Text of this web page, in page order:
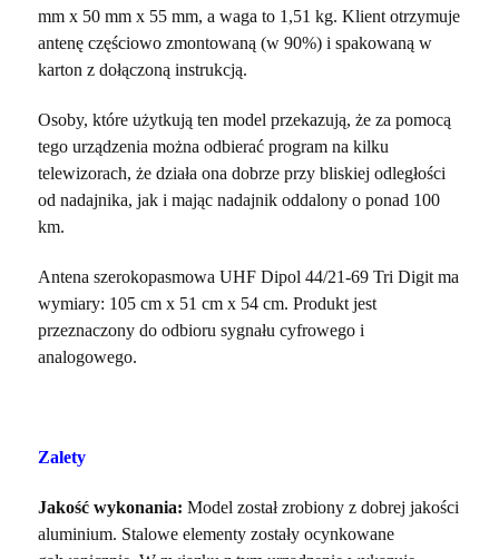
mm x 50 mm x 55 mm, a waga to 1,51 kg. Klient otrzymuje
antenę częściowo zmontowaną (w 90%) i spakowaną w
karton z dołączoną instrukcją.
Osoby, które użytkują ten model przekazują, że za pomocą
tego urządzenia można odbierać program na kilku
telewizorach, że działa ona dobrze przy bliskiej odległości
od nadajnika, jak i mając nadajnik oddalony o ponad 100
km.
Antena szerokopasmowa UHF Dipol 44/21-69 Tri Digit ma
wymiary: 105 cm x 51 cm x 54 cm. Produkt jest
przeznaczony do odbioru sygnału cyfrowego i
analogowego.
Zalety
Jakość wykonania: Model został zrobiony z dobrej jakości
aluminium. Stalowe elementy zostały ocynkowane